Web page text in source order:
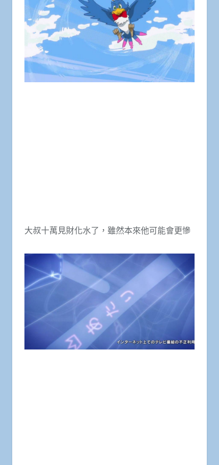
大叔十萬見財化水了，雖然本來他可能會更慘